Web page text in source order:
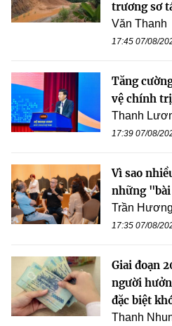
trương sơ
Văn Thanh
17:45 07/08/
Tăng
vệ chính
Thanh
17:39 07/08/
Vì sao
những
Trần Hương
17:35 07/08/
Giai đoạn
người
đặc biệt
Thanh